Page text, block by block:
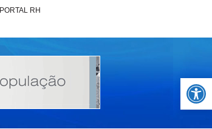
Abrir
PORTAL RH